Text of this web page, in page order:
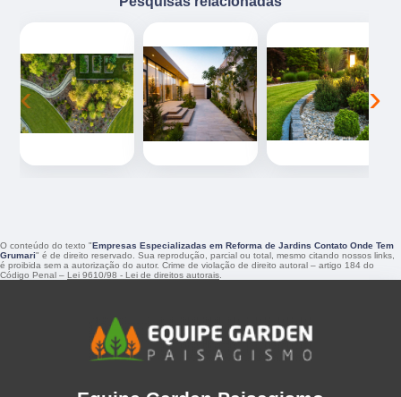
‹ ›
O conteúdo do texto "Empresas Especializadas em Reforma de Jardins Contato Onde Tem
Grumari" é de direito reservado. Sua reprodução, parcial ou total, mesmo citando nossos links,
é proibida sem a autorização do autor. Crime de violação de direito autoral – artigo 184 do
Código Penal – Lei 9610/98 - Lei de direitos autorais